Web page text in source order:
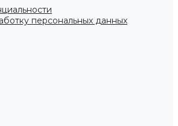
персональных данных